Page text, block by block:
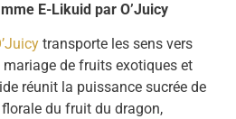
E-Likuid par O’Juicy
transporte les sens vers
mariage de fruits exotiques et
réunit la puissance sucrée de
florale du fruit du dragon,